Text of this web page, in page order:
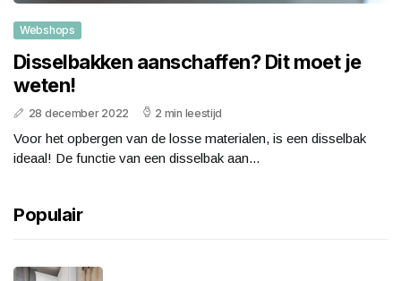
Webshops
Disselbakken aanschaffen? Dit moet je
weten!
28 december 2022 2 min leestijd
Voor het opbergen van de losse materialen, is een disselbak
ideaal! De functie van een disselbak aan...
Populair